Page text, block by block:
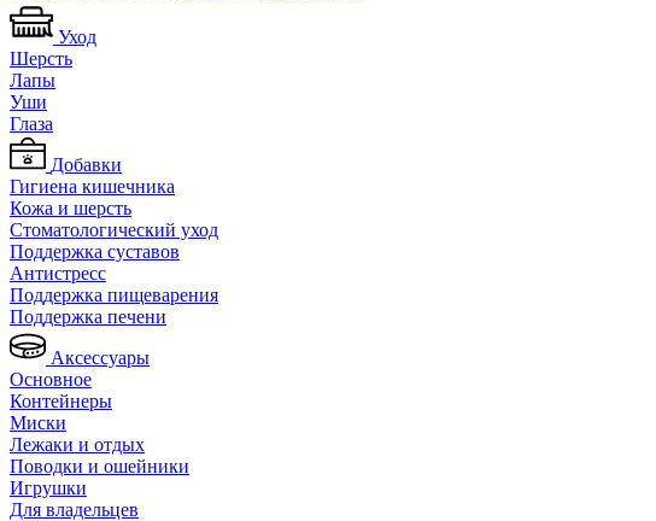
Уход
Шерсть
Лапы
Уши
Глаза
Добавки
Гигиена кишечника
Кожа и шерсть
Cтоматологический уход
Поддержка суставов
Антистресс
Поддержка пищеварения
Поддержка печени
Аксессуары
Основное
Контейнеры
Миски
Лежаки и отдых
Поводки и ошейники
Игрушки
Для владельцев